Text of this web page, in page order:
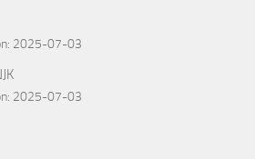
2025-07-03
2025-07-03